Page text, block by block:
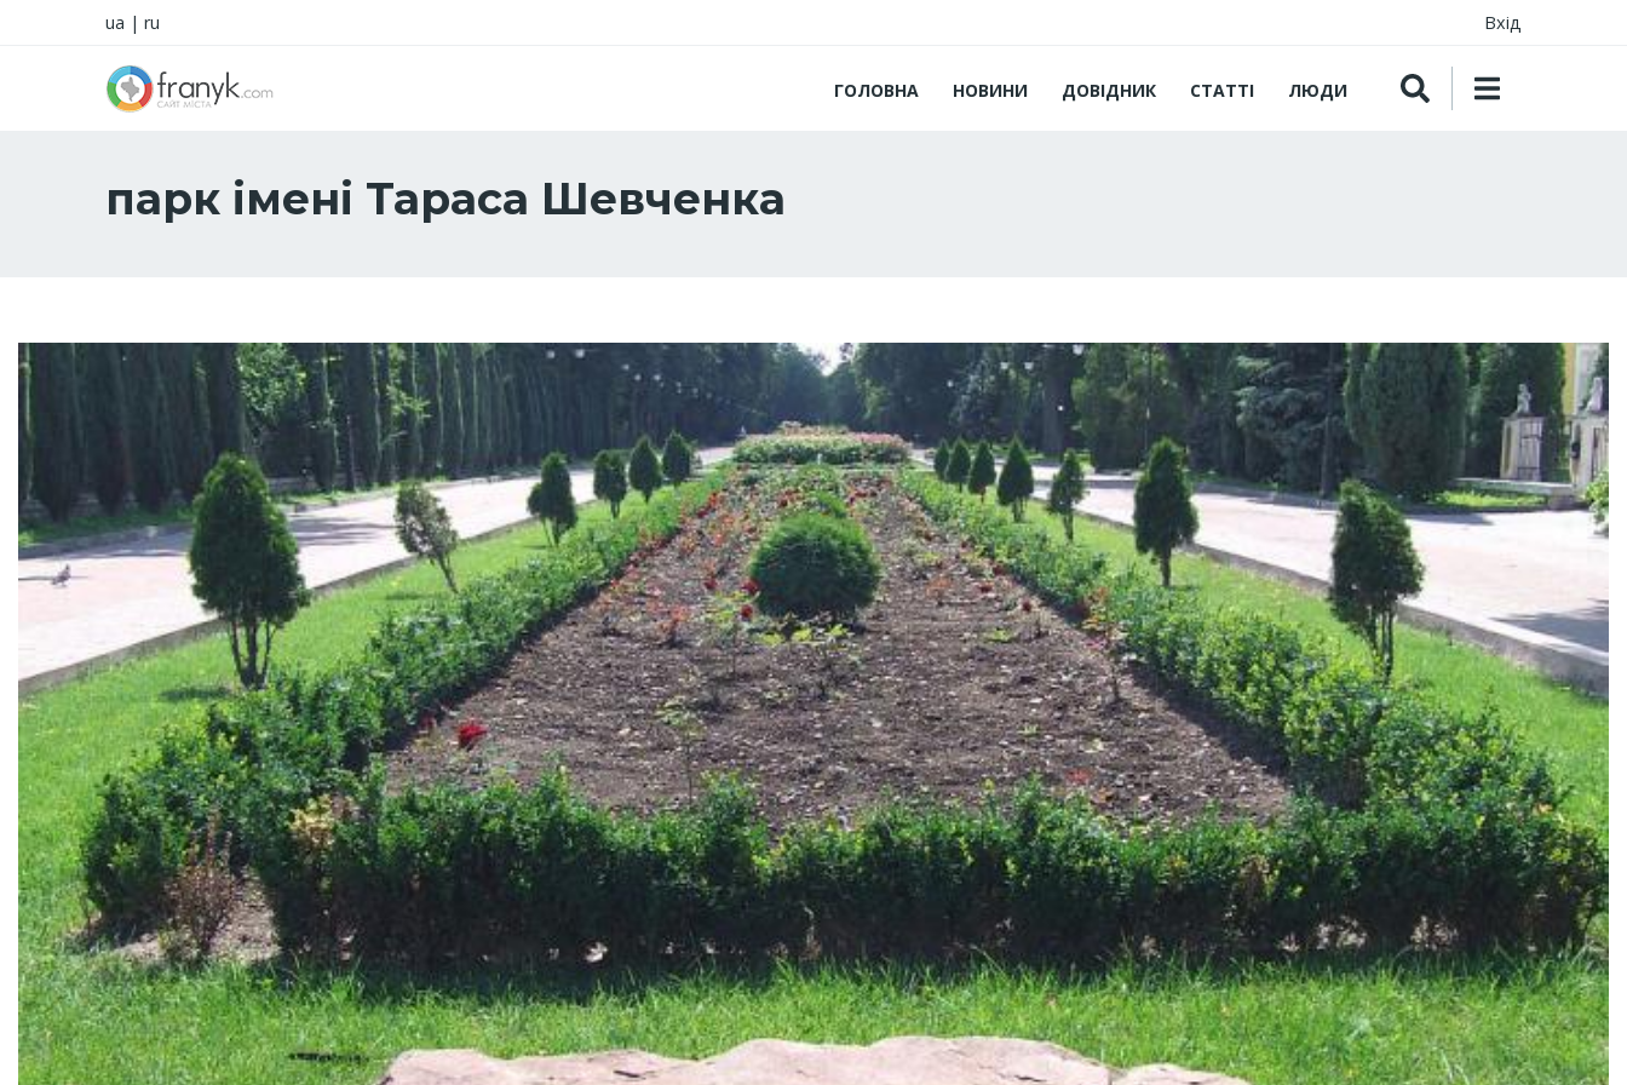
ua | ru Вхід
ГОЛОВНА НОВИНИ ДОВІДНИК СТАТТІ ЛЮДИ
парк імені Тараса Шевченка